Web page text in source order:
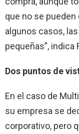
que no se pueden
algunos casos,
pequeñas”, indica
Dos puntos de
En el caso de
su empresa se
corporativo, pero